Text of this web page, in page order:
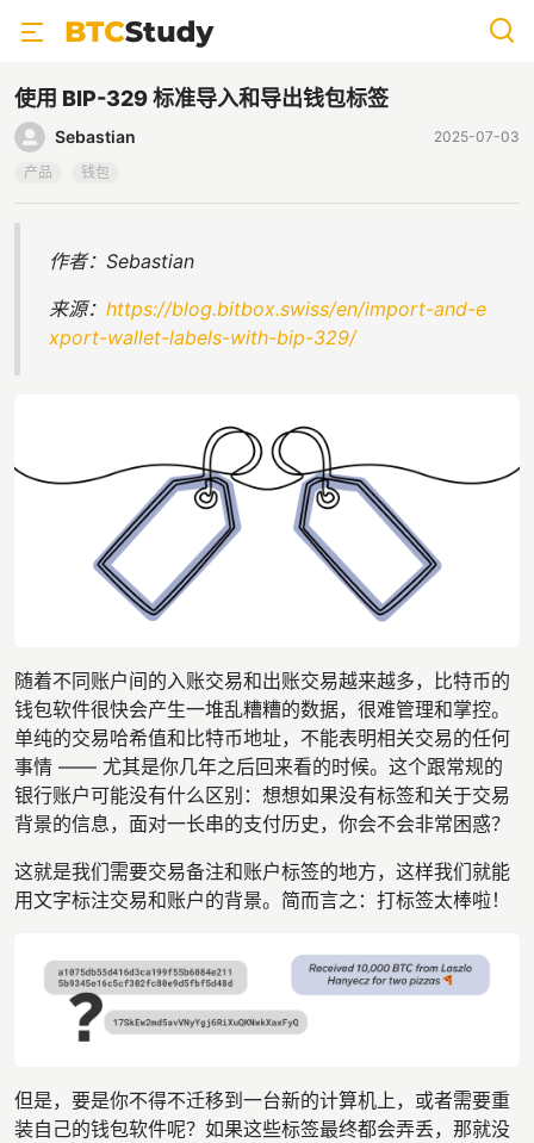
使用 BIP-329 标准导入和导出钱包标签
Sebastian
2025-07-03
产品
钱包
作者：Sebastian
来源： https://blog.bitbox.swiss/en/import-and-e
xport-wallet-labels-with-bip-329/
随着不同账户间的入账交易和出账交易越来越多，比特币的
钱包软件很快会产生一堆乱糟糟的数据，很难管理和掌控。
单纯的交易哈希值和比特币地址，不能表明相关交易的任何
事情 —— 尤其是你几年之后回来看的时候。这个跟常规的
银行账户可能没有什么区别：想想如果没有标签和关于交易
背景的信息，面对一长串的支付历史，你会不会非常困惑？
这就是我们需要交易备注和账户标签的地方，这样我们就能
用文字标注交易和账户的背景。简而言之：打标签太棒啦！
但是，要是你不得不迁移到一台新的计算机上，或者需要重
装自己的钱包软件呢？如果这些标签最终都会弄丢，那就没